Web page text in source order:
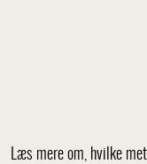
Læs mere om, hvilke